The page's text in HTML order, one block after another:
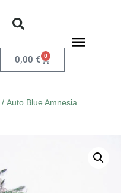
0,00 € 0
/ Auto Blue Amnesia